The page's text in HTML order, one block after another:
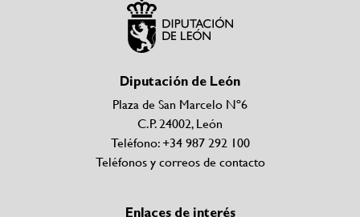
Diputación de León
Plaza de San Marcelo Nº6
C.P. 24002, León
Teléfono: +34 987 292 100
Teléfonos y correos de contacto
Enlaces de interés